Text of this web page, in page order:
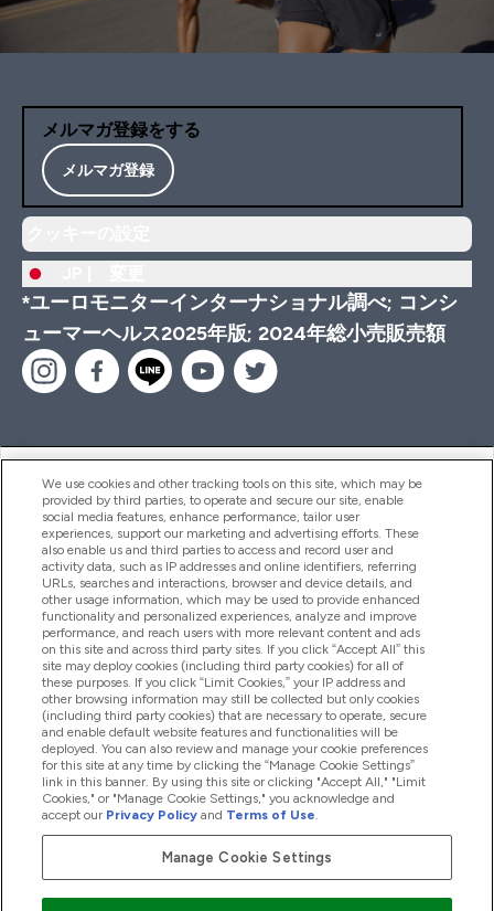
メルマガ登録をする
メルマガ登録
*ユーロモニターインターナショナル調べ; コンシ
ューマーヘルス2025年版; 2024年総小売販売額
ヘルプ＆ガイド
商品について
会社概要
特典＆ポイント
2026 The Hut.com Ltd
Pay with
We use cookies and other tracking tools on this site, which may be
provided by third parties, to operate and secure our site, enable
social media features, enhance performance, tailor user
experiences, support our marketing and advertising efforts. These
also enable us and third parties to access and record user and
activity data, such as IP addresses and online identifiers, referring
URLs, searches and interactions, browser and device details, and
other usage information, which may be used to provide enhanced
functionality and personalized experiences, analyze and improve
performance, and reach users with more relevant content and ads
on this site and across third party sites. If you click “Accept All” this
site may deploy cookies (including third party cookies) for all of
these purposes. If you click “Limit Cookies,” your IP address and
other browsing information may still be collected but only cookies
(including third party cookies) that are necessary to operate, secure
and enable default website features and functionalities will be
deployed. You can also review and manage your cookie preferences
for this site at any time by clicking the “Manage Cookie Settings”
link in this banner. By using this site or clicking "Accept All," "Limit
Cookies," or "Manage Cookie Settings," you acknowledge and
accept our Privacy Policy and Terms of Use.
Manage Cookie Settings